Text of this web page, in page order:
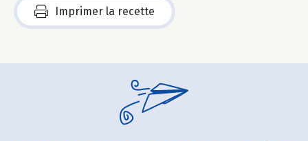
Imprimer la recette